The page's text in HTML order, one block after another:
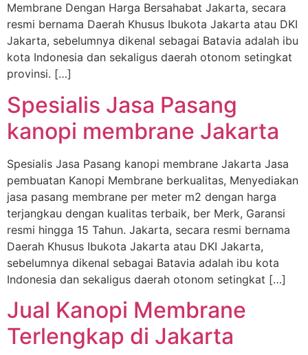
Membrane Dengan Harga Bersahabat Jakarta, secara
resmi bernama Daerah Khusus Ibukota Jakarta atau DKI
Jakarta, sebelumnya dikenal sebagai Batavia adalah ibu
kota Indonesia dan sekaligus daerah otonom setingkat
provinsi. […]
Spesialis Jasa Pasang
kanopi membrane Jakarta
Spesialis Jasa Pasang kanopi membrane Jakarta Jasa
pembuatan Kanopi Membrane berkualitas, Menyediakan
jasa pasang membrane per meter m2 dengan harga
terjangkau dengan kualitas terbaik, ber Merk, Garansi
resmi hingga 15 Tahun. Jakarta, secara resmi bernama
Daerah Khusus Ibukota Jakarta atau DKI Jakarta,
sebelumnya dikenal sebagai Batavia adalah ibu kota
Indonesia dan sekaligus daerah otonom setingkat […]
Jual Kanopi Membrane
Terlengkap di Jakarta